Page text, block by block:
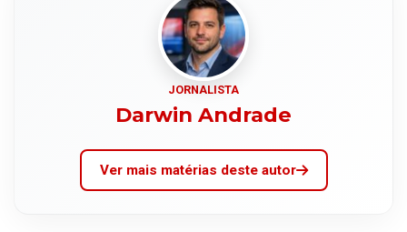
JORNALISTA
Darwin Andrade
Ver mais matérias deste autor